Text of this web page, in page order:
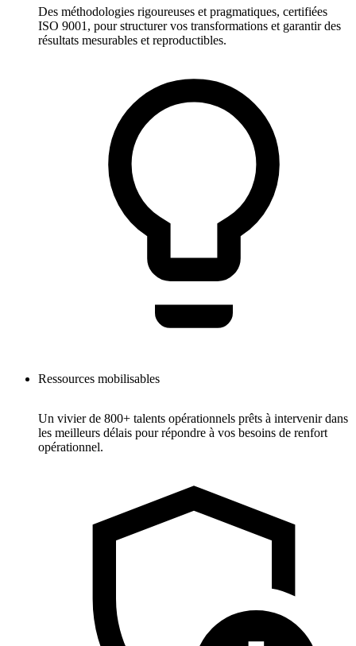
Des méthodologies rigoureuses et pragmatiques, certifiées
ISO 9001, pour structurer vos transformations et garantir des
résultats mesurables et reproductibles.
Ressources mobilisables
Un vivier de 800+ talents opérationnels prêts à intervenir dans
les meilleurs délais pour répondre à vos besoins de renfort
opérationnel.